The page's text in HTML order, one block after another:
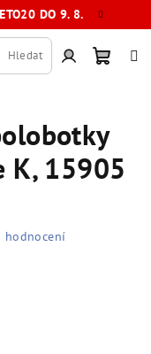
DO 9. 8.
Hledat
košík
K, 15905
hodnocení